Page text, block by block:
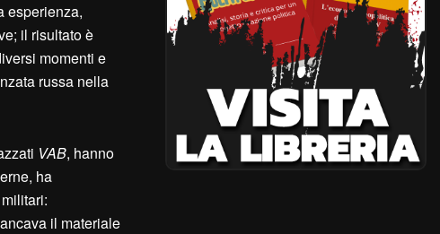
esperienza,
il risultato è
momenti e
russa nella
VAB, hanno
ha
il materiale